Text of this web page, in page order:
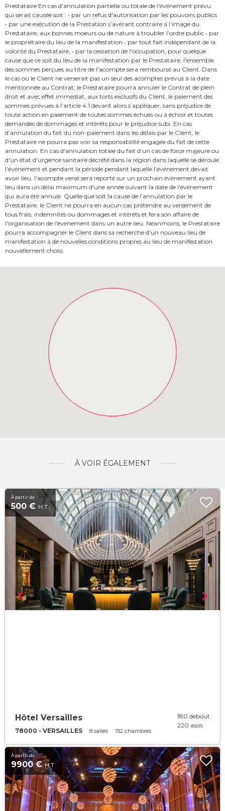
Prestataire En cas d'annulation partielle ou totale de l'événement prévu
qui serait causée soit : • par un refus d'autorisation par les pouvoirs publics
• par une exécution de la Prestation s’avérant contraire à l’image du
Prestataire, aux bonnes moeurs ou de nature à troubler l’ordre public • par
le propriétaire du lieu de la manifestation • par tout fait indépendant de la
volonté du Prestataire, • par la cessation de l'occupation, pour quelque
cause que ce soit du lieu de la manifestation par le Prestataire, l'ensemble
des sommes perçues au titre de l'acompte sera remboursé au Client. Dans
le cas où le Client ne verserait pas un seul des acomptes prévus à la date
mentionnée au Contrat, le Prestataire pourra annuler le Contrat de plein
droit et avec effet immédiat, aux torts exclusifs du Client, le paiement des
sommes prévues à l’article 4.1 devant alors s’appliquer, sans préjudice de
toute action en paiement de toutes sommes échues ou à échoir et toutes
demandes de dommages et intérêts pour le préjudice subi. En cas
d’annulation du fait du non-paiement dans les délais par le Client, le
Prestataire ne pourra pas voir sa responsabilité engagée du fait de cette
annulation. En cas d'annulation totale du fait d’un cas de force majeure ou
d'un état d'urgence sanitaire décrété dans la région dans laquelle se déroule
l’événement et pendant la période pendant laquelle l’événement devait
avoir lieu, l'acompte versé sera reporté sur un prochain évènement ayant
lieu dans un délai maximum d'une année suivant la date de l'évènement
qui aura été annulé. Quelle que soit la cause de l’annulation par le
Prestataire, le Client ne pourra en aucun cas prétendre au versement de
tous frais, indemnités ou dommages et intérêts et fera son affaire de
l'organisation de l'événement dans un autre lieu. Néanmoins, le Prestataire
pourra accompagner le Client dans sa recherche d'un nouveau lieu de
manifestation à de nouvelles conditions propres au lieu de manifestation
nouvellement choisi.
À VOIR ÉGALEMENT
À partir de
500 € H.T
Hôtel Versailles
78000 - VERSAILLES 8 salles 152 chambres
180 debout
220 assis
À partir de
9900 €H.T